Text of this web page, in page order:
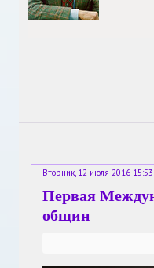
Вторник, 12 июля 2016 15:53
Первая
общин